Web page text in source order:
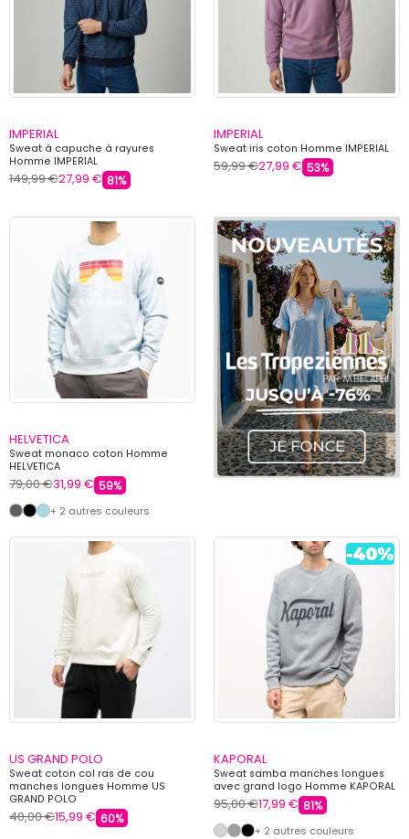
IMPERIAL
Sweat à capuche à rayures
Homme IMPERIAL
149,99 €27,99 € 81%
IMPERIAL
Sweat iris coton Homme IMPERIAL
59,99 €27,99 € 53%
HELVETICA
Sweat monaco coton Homme
HELVETICA
79,00 €31,99 € 59%
+ 2 autres couleurs
US GRAND POLO
Sweat coton col ras de cou
manches longues Homme US
GRAND POLO
40,00 €15,99 € 60%
KAPORAL
Sweat samba manches longues
avec grand logo Homme KAPORAL
95,00 €17,99 € 81%
+ 2 autres couleurs